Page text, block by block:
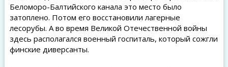
Беломоро-Балтийского канала это место было
затоплено. Потом его восстановили лагерные
лесорубы. А во время Великой Отечественной войны
здесь располагался военный госпиталь, который сожгли
финские диверсанты.